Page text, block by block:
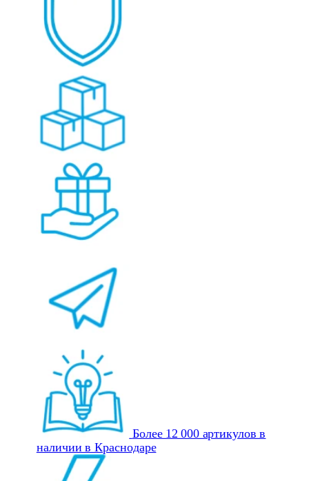
Более 12 000 артикулов в
наличии в Краснодаре